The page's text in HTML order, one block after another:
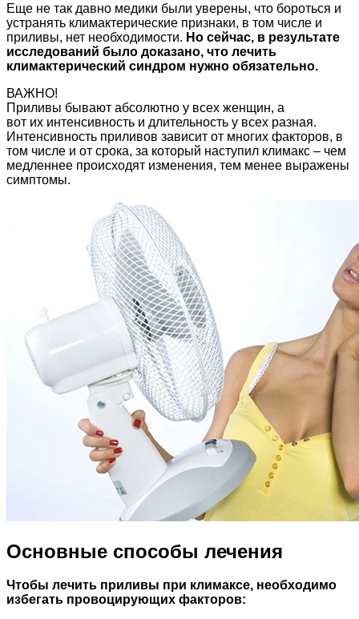
Еще не так давно медики были уверены, что бороться и
устранять климактерические признаки, в том числе и
приливы, нет необходимости. Но сейчас, в результате
исследований было доказано, что лечить
климактерический синдром нужно обязательно.
ВАЖНО!
Приливы бывают абсолютно у всех женщин, а
вот их интенсивность и длительность у всех разная.
Интенсивность приливов зависит от многих факторов, в
том числе и от срока, за который наступил климакс – чем
медленнее происходят изменения, тем менее выражены
симптомы.
Основные способы лечения
Чтобы лечить приливы при климаксе, необходимо
избегать провоцирующих факторов: